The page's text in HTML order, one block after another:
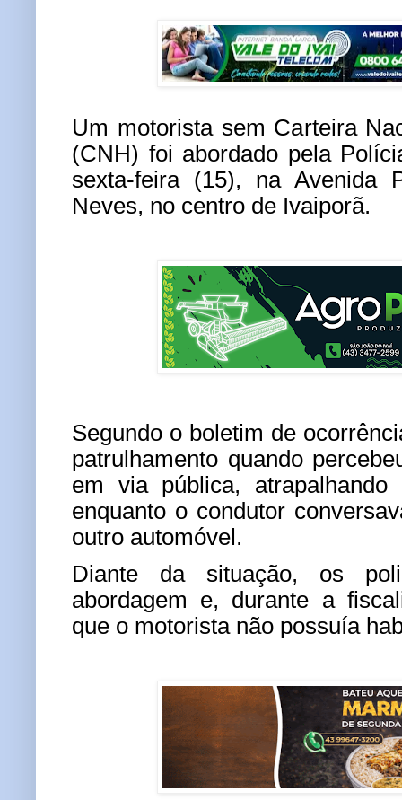
Um motorista sem Carteira
(CNH) foi abordado pela
sexta-feira (15), na Avenida
Neves, no centro de Ivaiporã.
Segundo o boletim de
patrulhamento quando
em via pública,
enquanto o condutor
outro automóvel.
Diante da situação, os
abordagem e, durante a
que o motorista não possuía